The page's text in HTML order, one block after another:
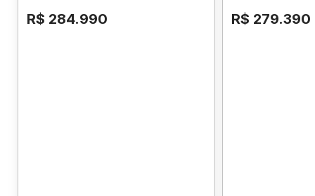
R$ 284.990 R$ 279.390